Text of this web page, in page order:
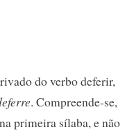
do verbo deferir,
. Compreende-se,
na primeira sílaba, e não